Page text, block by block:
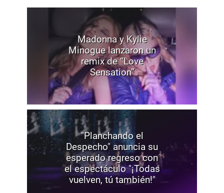
Madonna y Kylie
Minogue lanzaron un
remix de “Love
Sensation”
"Planchando el
Despecho" anuncia su
esperado regreso con
el espectáculo "¡Todas
vuelven, tú también!"